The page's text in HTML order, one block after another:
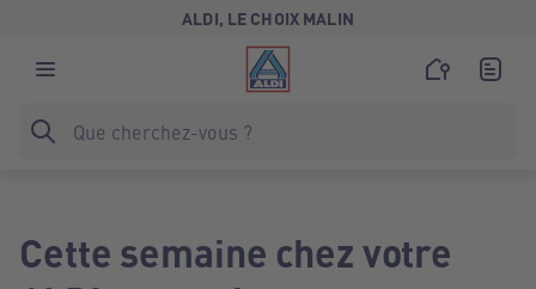
ALDI, LE CHOIX MALIN
Cette semaine chez votre